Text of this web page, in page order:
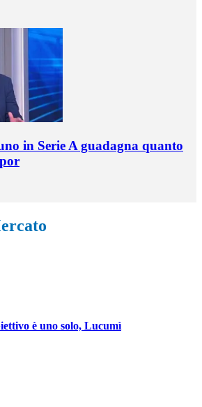
in Serie A guadagna quanto
è uno solo, Lucumì